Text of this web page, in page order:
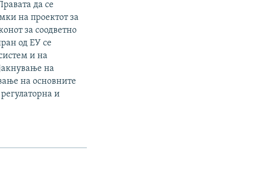
да се
на проектот за
за соодветно
од ЕУ се
и на
на
на основните
и